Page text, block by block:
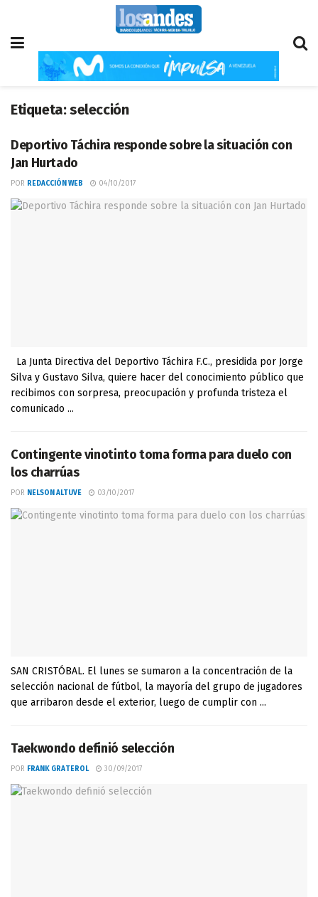
Etiqueta:selección
Deportivo Táchira responde sobre la situación con
Jan Hurtado
POR REDACCIÓN WEB 04/10/2017
La Junta Directiva del Deportivo Táchira F.C., presidida por Jorge
Silva y Gustavo Silva, quiere hacer del conocimiento público que
recibimos con sorpresa, preocupación y profunda tristeza el
comunicado ...
Contingente vinotinto toma forma para duelo con
los charrúas
POR NELSON ALTUVE 03/10/2017
SAN CRISTÓBAL. El lunes se sumaron a la concentración de la
selección nacional de fútbol, la mayoría del grupo de jugadores
que arribaron desde el exterior, luego de cumplir con ...
Taekwondo definió selección
POR FRANK GRATEROL 30/09/2017